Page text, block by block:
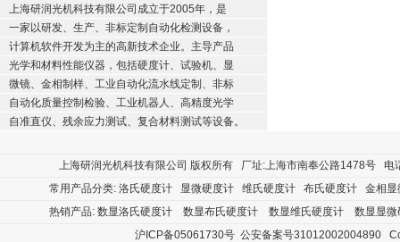
上海研润光机科技有限公司成立于2005年，是
一家以研发、生产、非标定制自动化检测设备，
计算机软件开发为主的高新技术企业。主导产品
光学和材料性能仪器，包括硬度计、试验机、显
微镜、金相制样、工业自动化流水线定制、非标
自动化质量控制检验、工业机器人、高精度光学
自准直仪、残余应力测试、复合材料测试等设备。
上海研润光机科技有限公司 版权所有 厂址:上海市南奉公路1478号
常用产品分类: 洛氏硬度计 显微硬度计 维氏硬度计 布氏硬度计
金相显
热销产品: 数显洛氏硬度计 数显布氏硬度计 数显维氏硬度计
数显显微
沪ICP备05061730号 公安备案号31012002004890